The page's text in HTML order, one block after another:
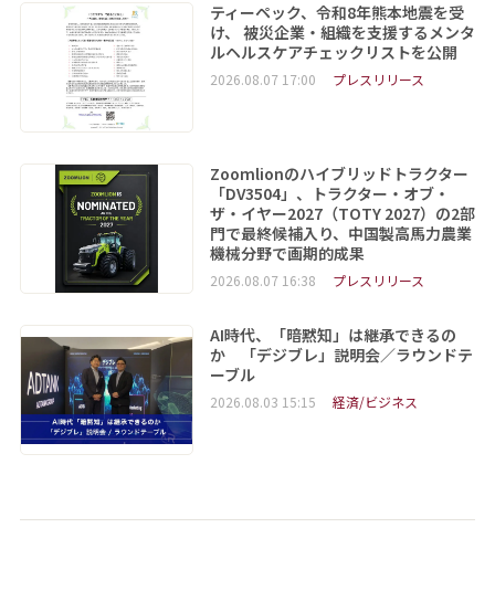
ティーペック、令和8年熊本地震を受
け、 被災企業・組織を支援するメンタ
ルヘルスケアチェックリストを公開
2026.08.07 17:00 プレスリリース
Zoomlionのハイブリッドトラクター
「DV3504」、トラクター・オブ・
ザ・イヤー2027（TOTY 2027）の2部
門で最終候補入り、中国製高馬力農業
機械分野で画期的成果
2026.08.07 16:38 プレスリリース
AI時代、「暗黙知」は継承できるの
か 「デジブレ」説明会／ラウンドテ
ーブル
2026.08.03 15:15 経済/ビジネス